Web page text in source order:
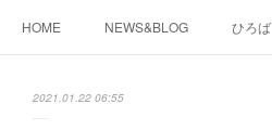
HOME NEWS&BLOG ひろば
2021.01.22 06:55